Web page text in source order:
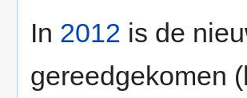
In 2012 is de
gereedgekomen